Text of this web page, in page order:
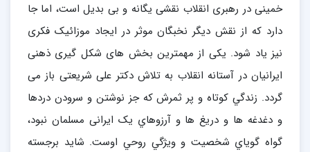
خمینی در رهبری انقلاب نقشی یگانه و بی بدیل است، اما جا
دارد که از نقش دیگر نخبگان موثر در ایجاد موزائیک فکری
نیز یاد شود. یکی از مهمترین بخش های شکل گیری ذهنی
ایرانیان در آستانه انقلاب به تلاش دکتر علی شریعتی باز می
گردد. زندگي كوتاه و پر ثمرش كه جز نوشتن و سرودن دردها
و دغدغه ها و دريغ ها و آرزوهاي یک ایرانی مسلمان نبود،
گواه گوياي شخصيت و ويژگي روحي اوست. شايد برجسته